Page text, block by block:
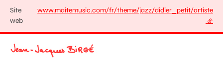
Site
web
www.maitemusic.com/fr/theme/jazz/didier_petit/artiste
-